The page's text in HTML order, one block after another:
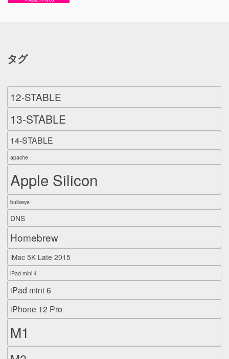
タグ
12-STABLE
13-STABLE
14-STABLE
apache
Apple Silicon
bullseye
DNS
Homebrew
iMac 5K Late 2015
iPad mini 4
iPad mini 6
iPhone 12 Pro
M1